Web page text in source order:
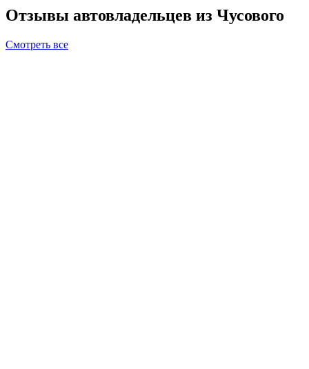
Отзывы автовладельцев из Чусового
Смотреть все